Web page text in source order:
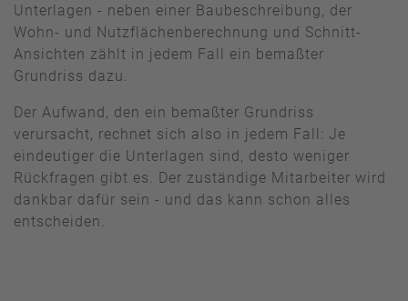
Unterlagen - neben einer Baubeschreibung, der
Wohn- und Nutzflächenberechnung und Schnitt-
Ansichten zählt in jedem Fall ein bemaßter
Grundriss dazu.
Der Aufwand, den ein bemaßter Grundriss
verursacht, rechnet sich also in jedem Fall: Je
eindeutiger die Unterlagen sind, desto weniger
Rückfragen gibt es. Der zuständige Mitarbeiter wird
dankbar dafür sein - und das kann schon alles
entscheiden.